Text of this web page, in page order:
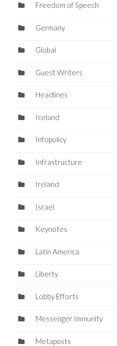
Freedom of Speech
Germany
Global
Guest Writers
Headlines
Iceland
Infopolicy
Infrastructure
Ireland
Israel
Keynotes
Latin America
Liberty
Lobby Efforts
Messenger Immunity
Metaposts